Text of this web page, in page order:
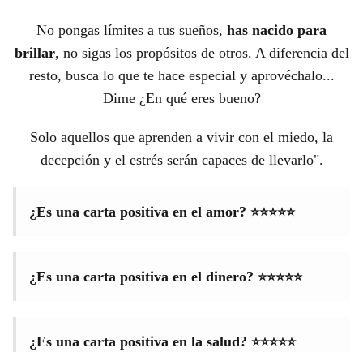
No pongas límites a tus sueños, has nacido para
brillar, no sigas los propósitos de otros. A diferencia del
resto, busca lo que te hace especial y aprovéchalo...
Dime ¿En qué eres bueno?
Solo aquellos que aprenden a vivir con el miedo, la
decepción y el estrés serán capaces de llevarlo".
¿Es una carta positiva en el amor? ⭐⭐⭐⭐⭐
¿Es una carta positiva en el dinero? ⭐⭐⭐⭐⭐
¿Es una carta positiva en la salud? ⭐⭐⭐⭐⭐